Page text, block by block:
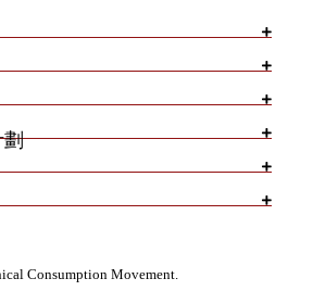
劃
Consumption Movement.